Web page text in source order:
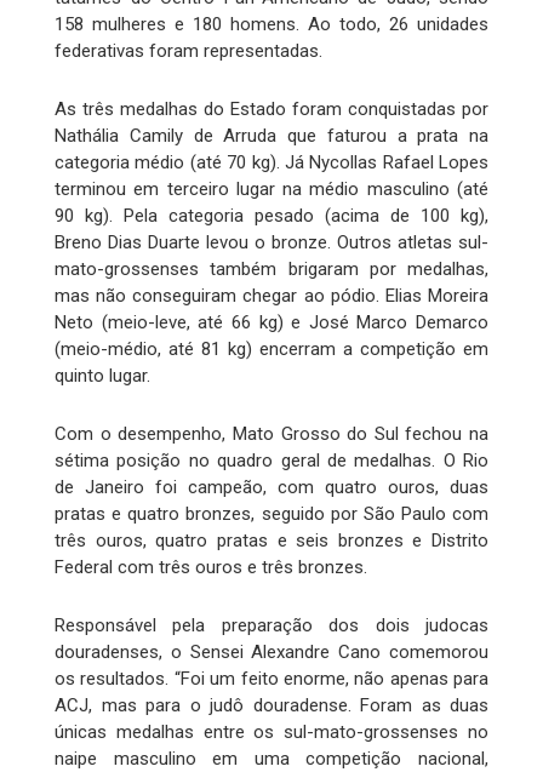
158 mulheres e 180 homens. Ao todo, 26 unidades
federativas foram representadas.
As três medalhas do Estado foram conquistadas por
Nathália Camily de Arruda que faturou a prata na
categoria médio (até 70 kg). Já Nycollas Rafael Lopes
terminou em terceiro lugar na médio masculino (até
90 kg). Pela categoria pesado (acima de 100 kg),
Breno Dias Duarte levou o bronze. Outros atletas sul-
mato-grossenses também brigaram por medalhas,
mas não conseguiram chegar ao pódio. Elias Moreira
Neto (meio-leve, até 66 kg) e José Marco Demarco
(meio-médio, até 81 kg) encerram a competição em
quinto lugar.
Com o desempenho, Mato Grosso do Sul fechou na
sétima posição no quadro geral de medalhas. O Rio
de Janeiro foi campeão, com quatro ouros, duas
pratas e quatro bronzes, seguido por São Paulo com
três ouros, quatro pratas e seis bronzes e Distrito
Federal com três ouros e três bronzes.
Responsável pela preparação dos dois judocas
douradenses, o Sensei Alexandre Cano comemorou
os resultados. “Foi um feito enorme, não apenas para
ACJ, mas para o judô douradense. Foram as duas
únicas medalhas entre os sul-mato-grossenses no
naipe masculino em uma competição nacional,